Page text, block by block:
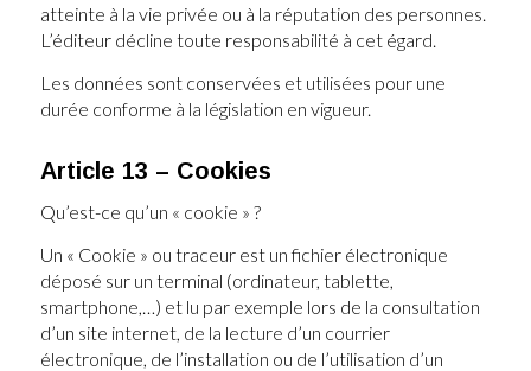
atteinte à la vie privée ou à la réputation des personnes.
L’éditeur décline toute responsabilité à cet égard.
Les données sont conservées et utilisées pour une
durée conforme à la législation en vigueur.
Article 13 – Cookies
Qu’est-ce qu’un « cookie » ?
Un « Cookie » ou traceur est un fichier électronique
déposé sur un terminal (ordinateur, tablette,
smartphone,…) et lu par exemple lors de la consultation
d’un site internet, de la lecture d’un courrier
électronique, de l’installation ou de l’utilisation d’un